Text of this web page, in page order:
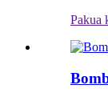
Pakua